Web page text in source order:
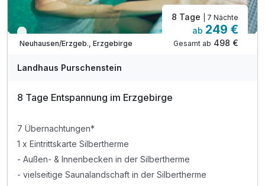
Viele Termine frei
Neuhausen/Erzgeb., Erzgebirge
8 Tage | 7 Nächte
ab 249 €
Gesamt ab 498 €
Landhaus Purschenstein
8 Tage Entspannung im Erzgebirge
7 Übernachtungen*
1 x Eintrittskarte Silbertherme
- Außen- & Innenbecken in der Silbertherme
- vielseitige Saunalandschaft in der Silbertherme